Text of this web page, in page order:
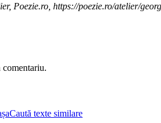
Poezie.ro, https://poezie.ro/atelier/
comentariu.
Caută texte similare